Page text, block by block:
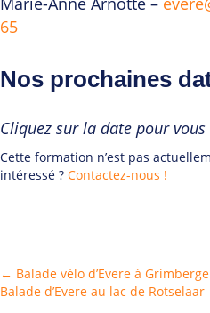
65
Nos prochaines
Cliquez sur la date pour
Cette formation n’est pas
intéressé ? Contactez-nous !
Posts
← Balade vélo d’Evere à
Balade d’Evere au lac de